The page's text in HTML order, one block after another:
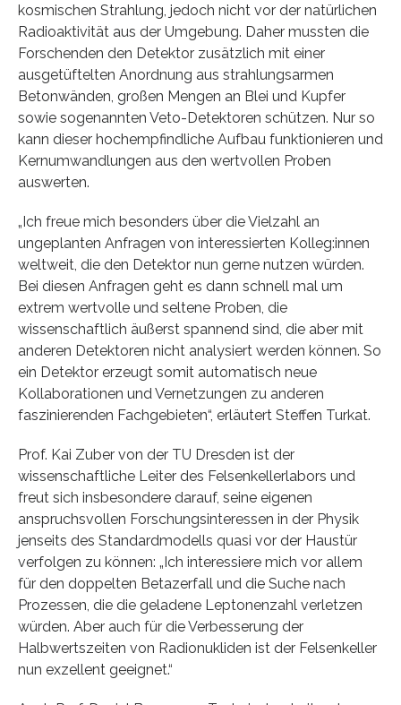
kosmischen Strahlung, jedoch nicht vor der natürlichen
Radioaktivität aus der Umgebung. Daher mussten die
Forschenden den Detektor zusätzlich mit einer
ausgetüftelten Anordnung aus strahlungsarmen
Betonwänden, großen Mengen an Blei und Kupfer
sowie sogenannten Veto-Detektoren schützen. Nur so
kann dieser hochempfindliche Aufbau funktionieren und
Kernumwandlungen aus den wertvollen Proben
auswerten.
„Ich freue mich besonders über die Vielzahl an
ungeplanten Anfragen von interessierten Kolleg:innen
weltweit, die den Detektor nun gerne nutzen würden.
Bei diesen Anfragen geht es dann schnell mal um
extrem wertvolle und seltene Proben, die
wissenschaftlich äußerst spannend sind, die aber mit
anderen Detektoren nicht analysiert werden können. So
ein Detektor erzeugt somit automatisch neue
Kollaborationen und Vernetzungen zu anderen
faszinierenden Fachgebieten“, erläutert Steffen Turkat.
Prof. Kai Zuber von der TU Dresden ist der
wissenschaftliche Leiter des Felsenkellerlabors und
freut sich insbesondere darauf, seine eigenen
anspruchsvollen Forschungsinteressen in der Physik
jenseits des Standardmodells quasi vor der Haustür
verfolgen zu können: „Ich interessiere mich vor allem
für den doppelten Betazerfall und die Suche nach
Prozessen, die die geladene Leptonenzahl verletzen
würden. Aber auch für die Verbesserung der
Halbwertszeiten von Radionukliden ist der Felsenkeller
nun exzellent geeignet.“